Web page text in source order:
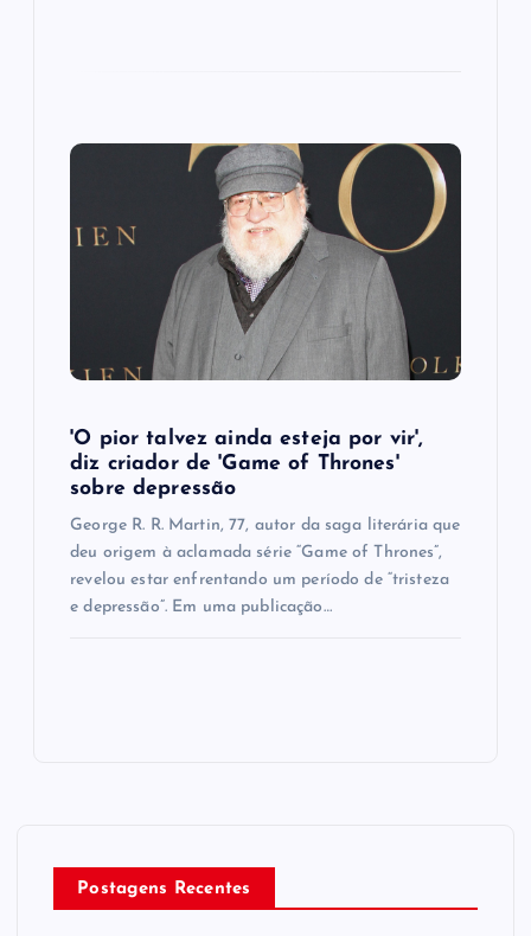
'O pior talvez ainda esteja por vir',
diz criador de 'Game of Thrones'
sobre depressão
George R. R. Martin, 77, autor da saga literária que
deu origem à aclamada série “Game of Thrones”,
revelou estar enfrentando um período de “tristeza
e depressão”. Em uma publicação…
Postagens Recentes